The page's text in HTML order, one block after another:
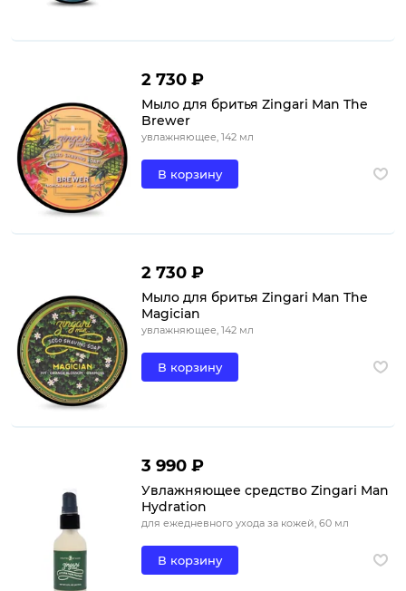
2 730 ₽
Мыло для бритья Zingari Man The
Brewer
увлажняющее, 142 мл
В корзину
2 730 ₽
Мыло для бритья Zingari Man The
Magician
увлажняющее, 142 мл
В корзину
3 990 ₽
Увлажняющее средство Zingari Man
Hydration
для ежедневного ухода за кожей, 60 мл
В корзину